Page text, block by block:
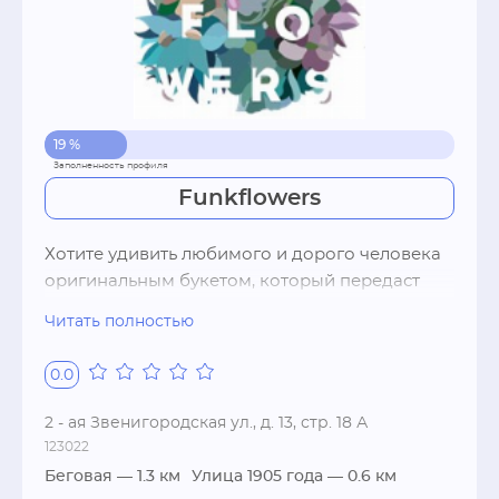
19 %
Funkflowers
Хотите удивить любимого и дорого человека
оригинальным букетом, который передаст
мастерской Funk Flowers, приносящей
радость людям.
Флористы собирают букеты с особым
настроением под названием фанк. Это
Читать полностью
0.0
2 - ая Звенигородская ул., д. 13, стр. 18 А
123022
Беговая — 1.3 км Улица 1905 года — 0.6 км